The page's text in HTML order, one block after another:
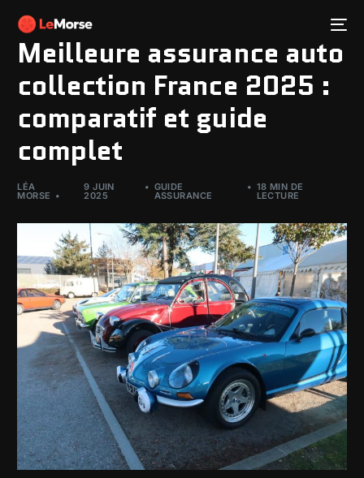
Meilleure assurance auto
collection France 2025 :
comparatif et guide
complet
LÉA
MORSE
9 JUIN
2025
GUIDE
ASSURANCE
18 MIN DE
LECTURE